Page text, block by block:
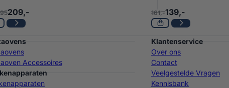
209,- 161,-139,-
Accessoires
Klantenservice
Over ons
Contact
Veelgestelde Vragen
Kennisbank